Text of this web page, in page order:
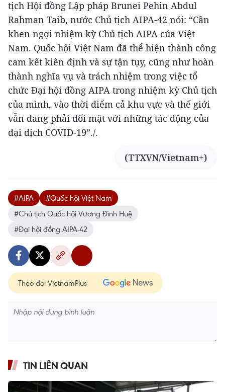
tịch Hội đồng Lập pháp Brunei Pehin Abdul
Rahman Taib, nước Chủ tịch AIPA-42 nói: “Cần
khen ngợi nhiệm kỳ Chủ tịch AIPA của Việt
Nam. Quốc hội Việt Nam đã thể hiện thành công
cam kết kiên định và sự tận tụy, cũng như hoàn
thành nghĩa vụ và trách nhiệm trong việc tổ
chức Đại hội đồng AIPA trong nhiệm kỳ Chủ tịch
của mình, vào thời điểm cả khu vực và thế giới
vẫn đang phải đối mặt với những tác động của
đại dịch COVID-19”./.
(TTXVN/Vietnam+)
#AIPA
#Quốc hội Việt Nam
#Chủ tịch Quốc hội Vương Đình Huệ
#Đại hội đồng AIPA-42
Theo dõi VietnamPlus
TIN LIÊN QUAN